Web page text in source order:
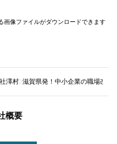
画像ファイルがダウンロードできます
澤村 滋賀県発！中小企業の職場改
概要